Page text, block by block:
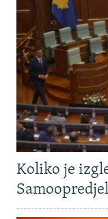
Koliko je